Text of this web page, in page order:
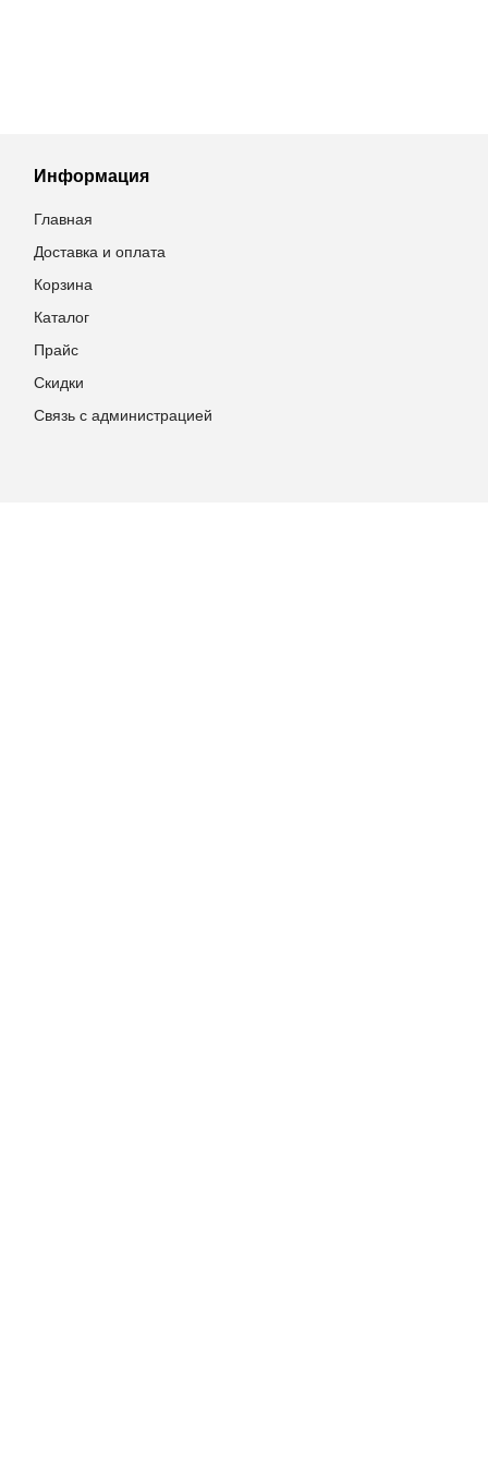
Информация
Главная
Доставка и оплата
Корзина
Каталог
Прайс
Скидки
Связь с администрацией